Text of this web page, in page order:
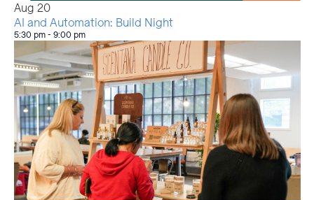
Aug 20
AI and Automation: Build Night
5:30 pm- 9:00 pm